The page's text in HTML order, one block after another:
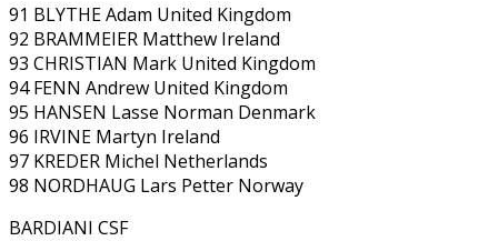
91 BLYTHE Adam United Kingdom
92 BRAMMEIER Matthew Ireland
93 CHRISTIAN Mark United Kingdom
94 FENN Andrew United Kingdom
95 HANSEN Lasse Norman Denmark
96 IRVINE Martyn Ireland
97 KREDER Michel Netherlands
98 NORDHAUG Lars Petter Norway
BARDIANI CSF